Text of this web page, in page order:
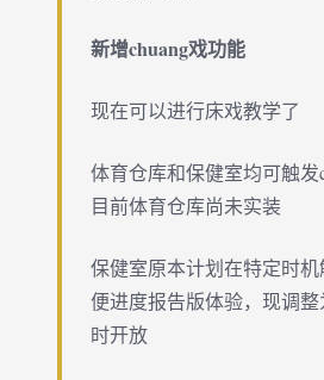
新增chuang戏功能
现在可以进行床戏教学了
体育仓库和保健室均可触发
目前体育仓库尚未实装
保健室原本计划在特定时
便进度报告版体验，现调
时开放